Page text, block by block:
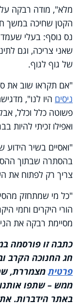
מלא", מודה רבקה על
הקטן שחיכה במשך
נס נוסף: בעלי שעמד
שאני צריכה, וגם
של גוף לגוף.
"אם תקראו שוב את
ניסים היו לנו",
פשוטה כלל וכלל,
ואפילו זכיתי להיות
"ואסיים בשיר הידוע
בהסתרה שבתוך
צריך רק לפתוח את
"כל מי שמתחזק
הורי היקרים וחמי
מסיימת רבקה את
כתבה זו פורסמה
חג החנוכה הקרב
פרטיתמצמררת,
ממש – שתפו
באתר הידברות.